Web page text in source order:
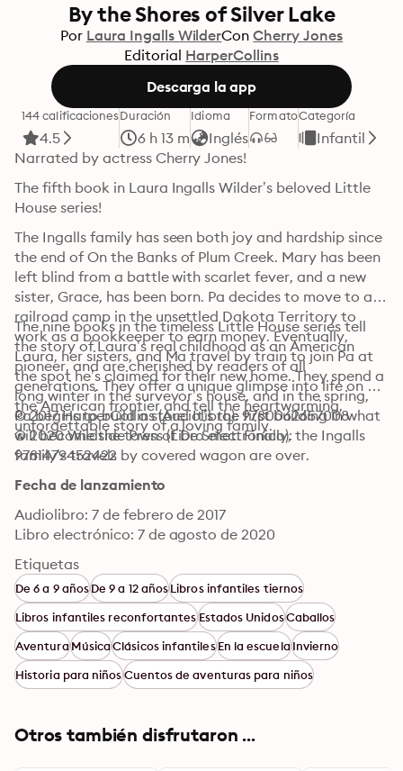
By the Shores of Silver Lake
Por Laura Ingalls WilderCon Cherry Jones
Editorial HarperCollins
Descarga la app
144 calificaciones
4.5
Duración
6 h 13 m
Idioma
Inglés
FormatoCategoría
Infantil
Narrated by actress Cherry Jones!
The fifth book in Laura Ingalls Wilder’s beloved Little
House series!
The Ingalls family has seen both joy and hardship since
the end of On the Banks of Plum Creek. Mary has been
left blind from a battle with scarlet fever, and a new
sister, Grace, has been born. Pa decides to move to a
railroad camp in the unsettled Dakota Territory to
work as a bookkeeper to earn money. Eventually,
Laura, her sisters, and Ma travel by train to join Pa at
the spot he’s claimed for their new home. They spend a
long winter in the surveyor’s house, and in the spring,
Pa begins to build a store. It’s the first building in what
will become the town of De Smet. Finally, the Ingalls
family’s travels by covered wagon are over.
The nine books in the timeless Little House series tell
the story of Laura’s real childhood as an American
pioneer, and are cherished by readers of all
generations. They offer a unique glimpse into life on
the American frontier and tell the heartwarming,
unforgettable story of a loving family.
© 2017 HarperCollins (Audiolibro): 9780062657008
© 2020 Wildside Press (Libro electrónico):
9781479452422
Fecha de lanzamiento
Audiolibro: 7 de febrero de 2017
Libro electrónico: 7 de agosto de 2020
Etiquetas
De 6 a 9 añosDe 9 a 12 añosLibros infantiles tiernos
Libros infantiles reconfortantesEstados UnidosCaballos
AventuraMúsicaClásicos infantilesEn la escuelaInvierno
Historia para niñosCuentos de aventuras para niños
Otros también disfrutaron ...